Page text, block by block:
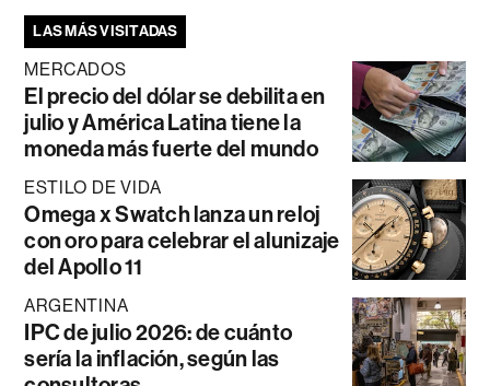
LAS MÁS VISITADAS
MERCADOS
El precio del dólar se debilita en
julio y América Latina tiene la
moneda más fuerte del mundo
ESTILO DE VIDA
Omega x Swatch lanza un reloj
con oro para celebrar el alunizaje
del Apollo 11
ARGENTINA
IPC de julio 2026: de cuánto
sería la inflación, según las